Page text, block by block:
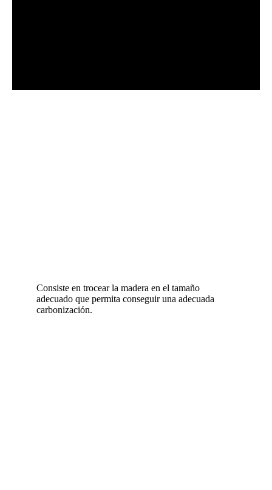
Consiste en trocear la madera en el tamaño
adecuado que permita conseguir una adecuada
carbonización.